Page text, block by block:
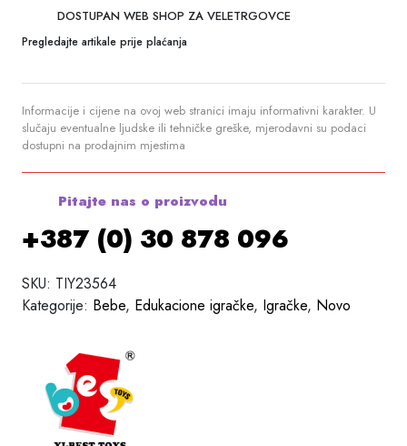
DOSTUPAN WEB SHOP ZA VELETRGOVCE
Pregledajte artikale prije plaćanja
Informacije i cijene na ovoj web stranici imaju informativni karakter. U
slučaju eventualne ljudske ili tehničke greške, mjerodavni su podaci
dostupni na prodajnim mjestima
Pitajte nas o proizvodu
+387 (0) 30 878 096
SKU: TIY23564
Kategorije: Bebe, Edukacione igračke, Igračke, Novo